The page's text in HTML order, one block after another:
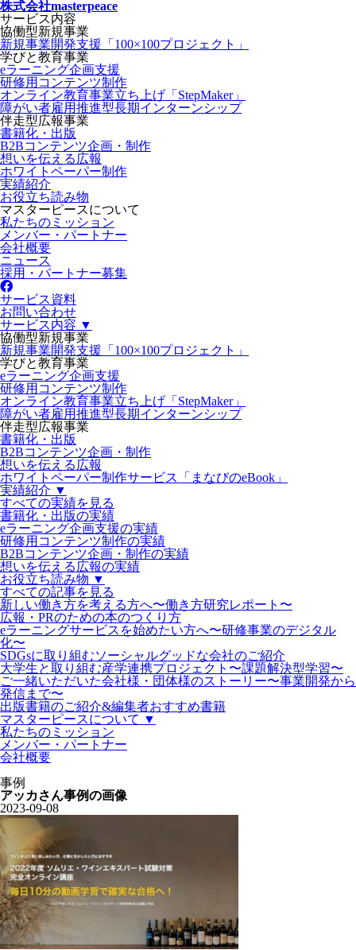
株式会社masterpeace
サービス内容
協働型新規事業
新規事業開発支援「100×100プロジェクト」
学びと教育事業
eラーニング企画支援
研修用コンテンツ制作
オンライン教育事業立ち上げ「StepMaker」
障がい者雇用推進型長期インターンシップ
伴走型広報事業
書籍化・出版
B2Bコンテンツ企画・制作
想いを伝える広報
ホワイトペーパー制作
実績紹介
お役立ち読み物
マスターピースについて
私たちのミッション
メンバー・パートナー
会社概要
ニュース
採用・パートナー募集
サービス資料
お問い合わせ
サービス内容 ▼
協働型新規事業
新規事業開発支援「100×100プロジェクト」
学びと教育事業
eラーニング企画支援
研修用コンテンツ制作
オンライン教育事業立ち上げ「StepMaker」
障がい者雇用推進型長期インターンシップ
伴走型広報事業
書籍化・出版
B2Bコンテンツ企画・制作
想いを伝える広報
ホワイトペーパー制作サービス「まなびのeBook」
実績紹介 ▼
すべての実績を見る
書籍化・出版の実績
eラーニング企画支援の実績
研修用コンテンツ制作の実績
B2Bコンテンツ企画・制作の実績
想いを伝える広報の実績
お役立ち読み物 ▼
すべての記事を見る
新しい働き方を考える方へ〜働き方研究レポート〜
広報・PRのための本のつくり方
eラーニングサービスを始めたい方へ〜研修事業のデジタル
化〜
SDGsに取り組むソーシャルグッドな会社のご紹介
大学生と取り組む産学連携プロジェクト〜課題解決型学習〜
ご一緒いただいた会社様・団体様のストーリー〜事業開発から
発信まで〜
出版書籍のご紹介&編集者おすすめ書籍
マスターピースについて ▼
私たちのミッション
メンバー・パートナー
会社概要
事例
アッカさん事例の画像
2023-09-08